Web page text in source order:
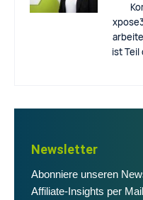
ist Teil
Newsletter
Abonniere unseren
Affiliate-Insights per